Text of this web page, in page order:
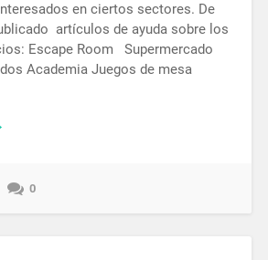
en ciertos sectores. De
artículos de ayuda sobre los
Escape Room Supermercado
Academia Juegos de mesa
0